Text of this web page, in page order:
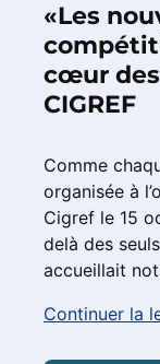
«Les
cœur
CIGREF
Comme
organisée à
Cigref le 15
delà des
accueillait
Continuer la